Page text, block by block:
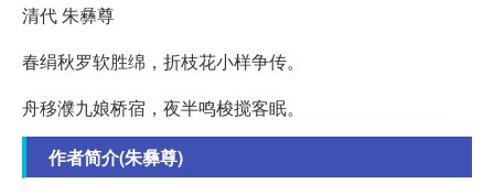
清代 朱彝尊
春绢秋罗软胜绵，折枝花小样争传。
舟移濮九娘桥宿，夜半鸣梭搅客眠。
作者简介(朱彝尊)